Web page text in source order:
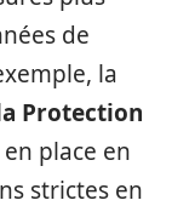
de
la
Protection
place en
strictes en